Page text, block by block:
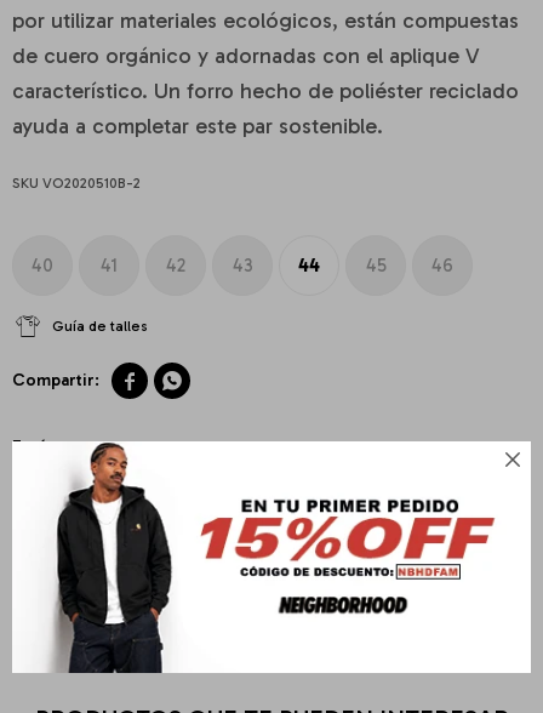

por utilizar materiales ecológicos, están compuestas
de cuero orgánico y adornadas con el aplique V
característico. Un forro hecho de poliéster reciclado
ayuda a completar este par sostenible.
VO2020510B-2
40 41 42 43 44 45 46
Guía de talles
 
Envíos
Cambios y Devoluciones
Medios de pago